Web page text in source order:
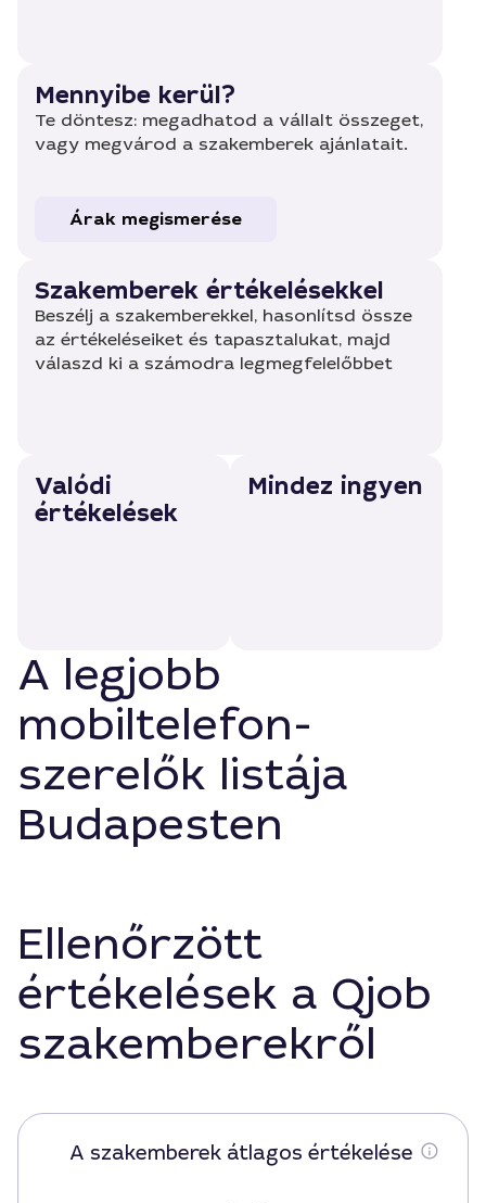
Mennyibe kerül?
Te döntesz: megadhatod a vállalt összeget,
vagy megvárod a szakemberek ajánlatait.
Árak megismerése
Szakemberek értékelésekkel
Beszélj a szakemberekkel, hasonlítsd össze
az értékeléseiket és tapasztalukat, majd
válaszd ki a számodra legmegfelelőbbet
Valódi
értékelések
Mindez ingyen
A legjobb
mobiltelefon-
szerelők listája
Budapesten
Ellenőrzött
értékelések a Qjob
szakemberekről
A szakemberek átlagos értékelése